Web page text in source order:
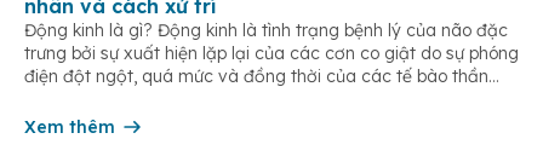
nhân và cách xử trí
Động kinh là gì? Động kinh là tình trạng bệnh lý của não đặc
trưng bởi sự xuất hiện lặp lại của các cơn co giật do sự phóng
điện đột ngột, quá mức và đồng thời của các tế bào thần
Xem thêm